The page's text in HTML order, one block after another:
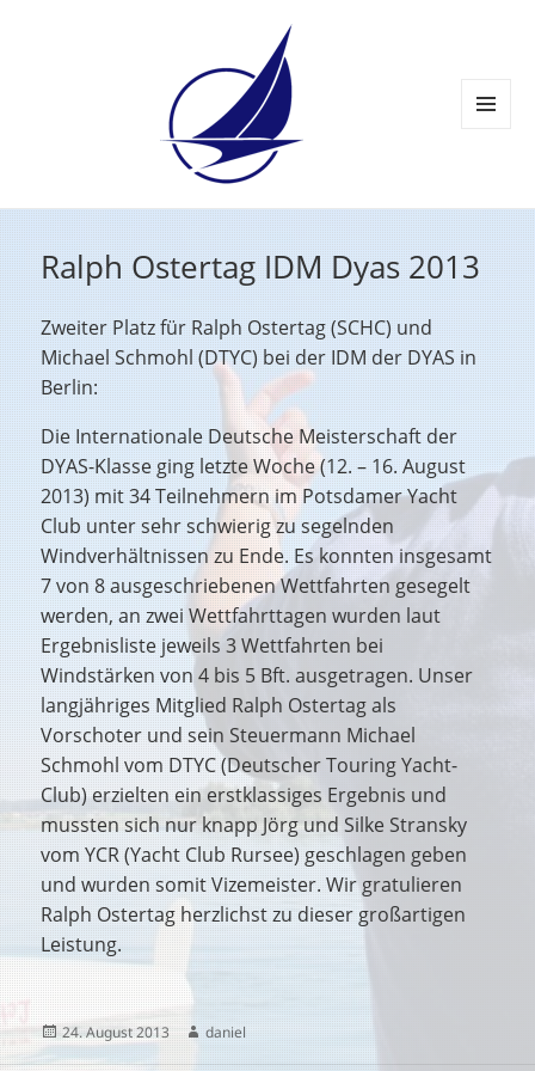
Ralph Ostertag IDM Dyas 2013
Zweiter Platz für Ralph Ostertag (SCHC) und
Michael Schmohl (DTYC) bei der IDM der DYAS in
Berlin:
Die Internationale Deutsche Meisterschaft der
DYAS-Klasse ging letzte Woche (12. – 16. August
2013) mit 34 Teilnehmern im Potsdamer Yacht
Club unter sehr schwierig zu segelnden
Windverhältnissen zu Ende. Es konnten insgesamt
7 von 8 ausgeschriebenen Wettfahrten gesegelt
werden, an zwei Wettfahrttagen wurden laut
Ergebnisliste jeweils 3 Wettfahrten bei
Windstärken von 4 bis 5 Bft. ausgetragen. Unser
langjähriges Mitglied Ralph Ostertag als
Vorschoter und sein Steuermann Michael
Schmohl vom DTYC (Deutscher Touring Yacht-
Club) erzielten ein erstklassiges Ergebnis und
mussten sich nur knapp Jörg und Silke Stransky
vom YCR (Yacht Club Rursee) geschlagen geben
und wurden somit Vizemeister. Wir gratulieren
Ralph Ostertag herzlichst zu dieser großartigen
Leistung.
Veröffentlicht
24. August 2013 Autor
daniel